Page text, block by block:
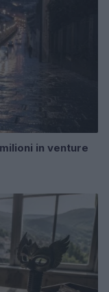
in venture